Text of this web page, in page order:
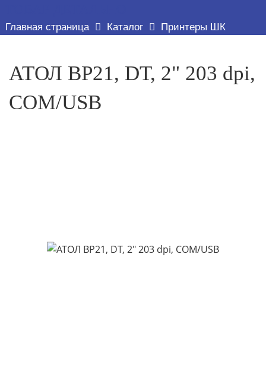
Главная страница Каталог Принтеры ШК
АТОЛ BP21, DT, 2" 203 dpi,
COM/USB